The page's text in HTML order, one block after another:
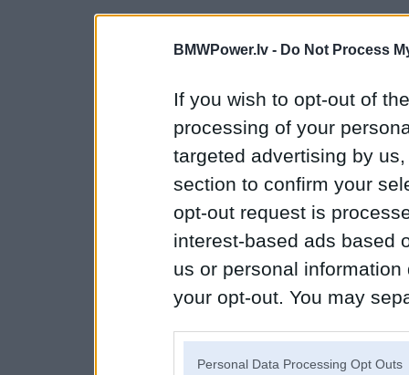
BMWPower.lv - Do Not Process
If you wish to opt-out of
processing of your
targeted advertising by
section to confirm your
opt-out request is
interest-based ads based
us or personal
your opt-out. You may
Personal Data Processing Opt Outs